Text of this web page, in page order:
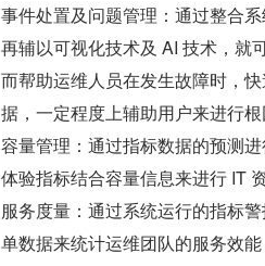
事件处置及问题管理：通过整合
再辅以可视化技术及 AI 技术，就
而帮助运维人员在发生故障时，
据，一定程度上辅助用户来进行
容量管理：通过指标数据的预测
体验指标结合容量信息来进行 IT
服务度量：通过系统运行的指标
单数据来统计运维团队的服务效